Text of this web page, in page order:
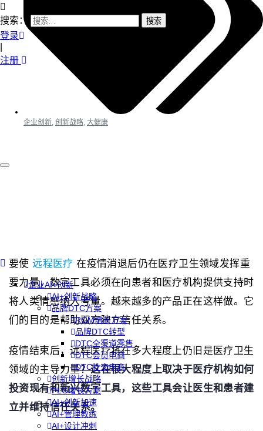
搜索：
登录
注册
企业AI+创新
AI+创新战略
品牌DTC方案
RGM增长方案
品牌DTC转型
DTC全渠道零售
DTC会员电商
DTC社交电商
创新增长战略
PLG增长方案
AI+创新加速
AI+管理教练
AI+设计冲刺
企业创新 创新战略 大健康
要使远程医疗 在疫情消退后仍在医疗卫生领域发挥重
要力量，数字工具必须在向患者和医疗机构提供支持时
将人类情感纳入考量。越来越多的产品正在这样做。它
们的目的是帮助双方建立信任关系。
疫情结束后，远程医疗将在多大程度上仍旧是医疗卫生
领域的主导力量？这在很大程度上取决于医疗机构如何
投资现有和新兴数字工具，这些工具会让医生和患者建
立并维持信任关系。